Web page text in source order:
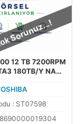
Sorunuz...!
12 TB 7200RPM
180TB/Y NAS
: ST07598